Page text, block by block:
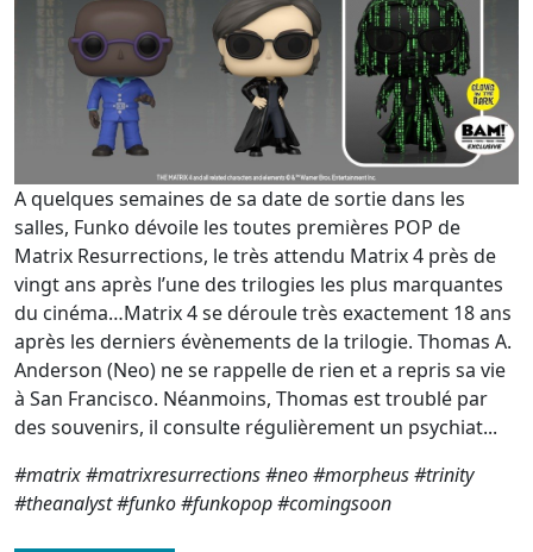
A quelques semaines de sa date de sortie dans les
salles, Funko dévoile les toutes premières POP de
Matrix Resurrections, le très attendu Matrix 4 près de
vingt ans après l’une des trilogies les plus marquantes
du cinéma…Matrix 4 se déroule très exactement 18 ans
après les derniers évènements de la trilogie. Thomas A.
Anderson (Neo) ne se rappelle de rien et a repris sa vie
à San Francisco. Néanmoins, Thomas est troublé par
des souvenirs, il consulte régulièrement un psychiat...
#matrix #matrixresurrections #neo #morpheus #trinity
#theanalyst #funko #funkopop #comingsoon